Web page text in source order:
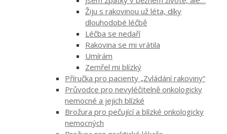
Žiju s rakovinou už léta, díky
dlouhodobé léčbě
Léčba se nedaří
Rakovina se mi vrátila
Umírám
Zemřel mi blízký
Příručka pro pacienty „Zvládání rakoviny“
Průvodce pro nevyléčitelně onkologicky
nemocné a jejich blízké
Brožura pro pečující a blízké onkologicky
nemocných